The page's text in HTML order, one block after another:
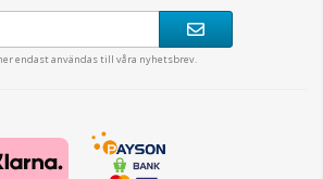
endast användas till våra nyhetsbrev.